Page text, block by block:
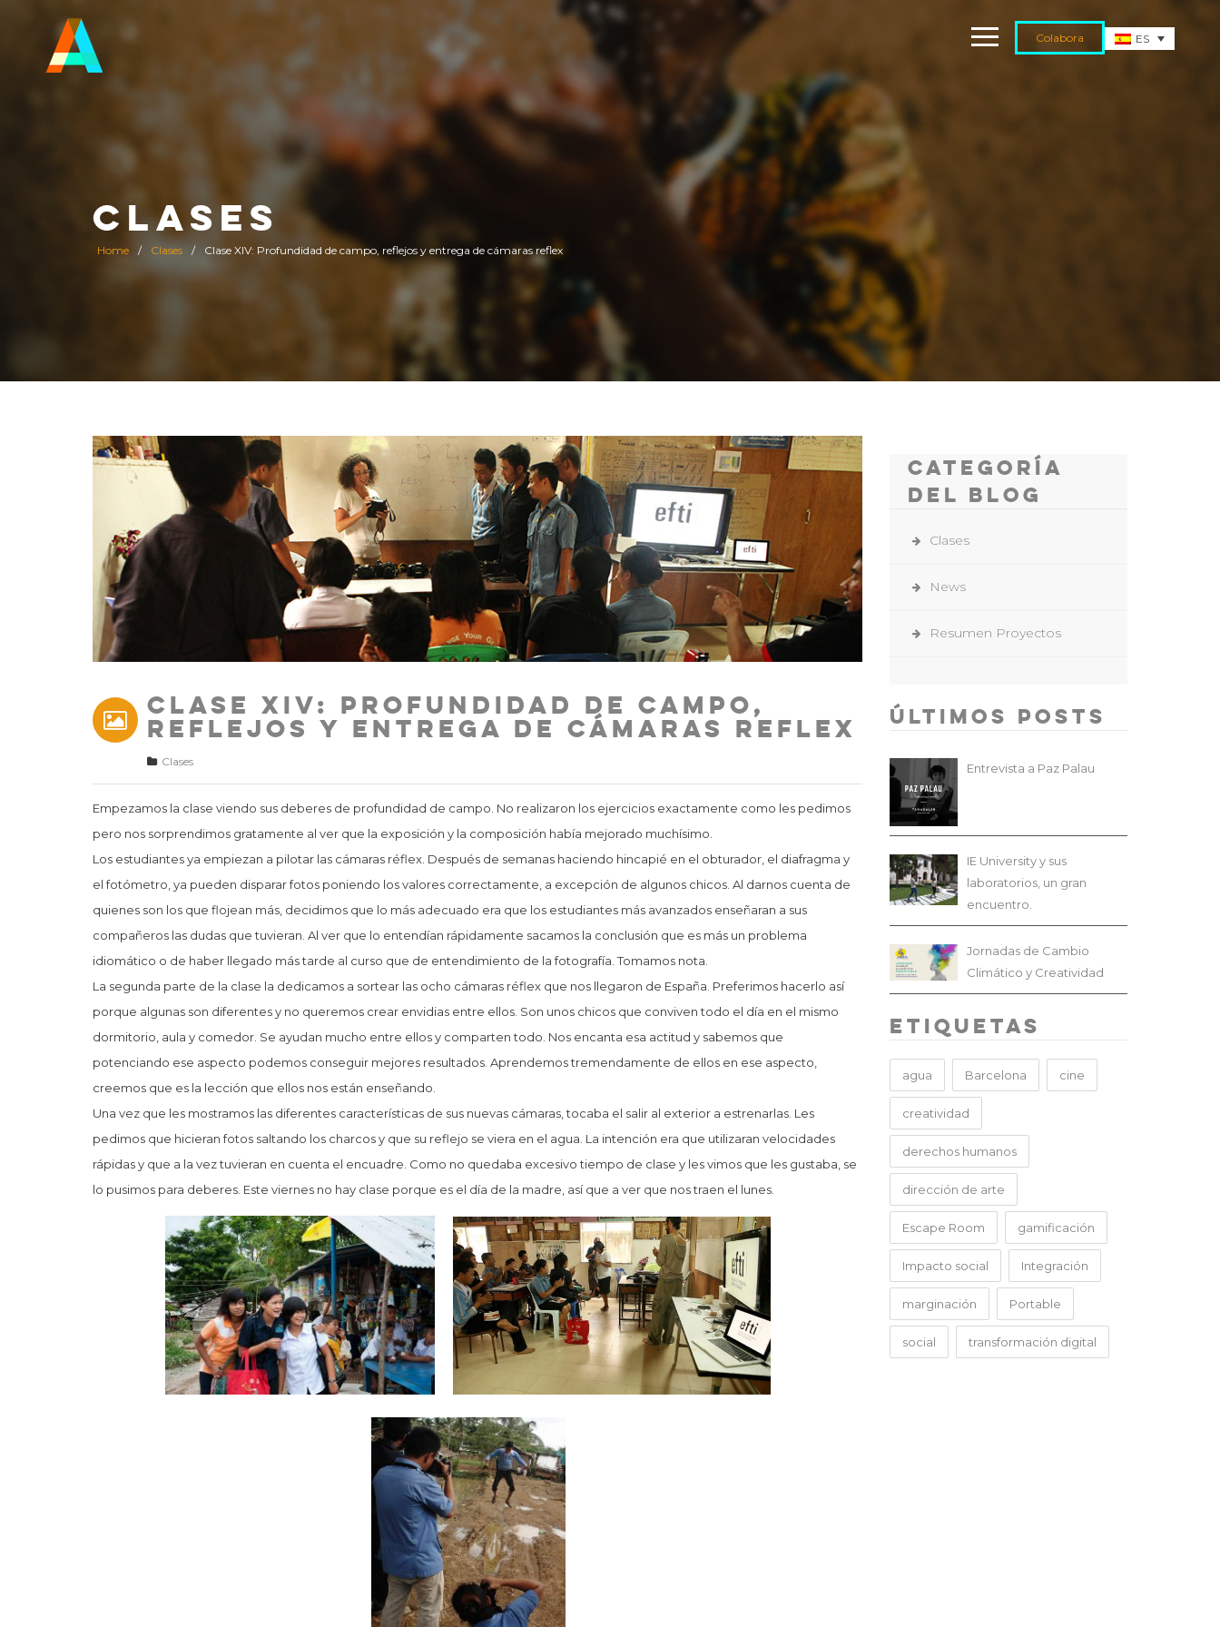
Colabora ES
CLASES
Home / Clases / Clase XIV: Profundidad de campo, reflejos y entrega de cámaras reflex
Clase XIV: Profundidad de campo,
reflejos y entrega de cámaras reflex
Clases
Empezamos la clase viendo sus deberes de profundidad de campo. No realizaron los ejercicios exactamente como les pedimos
pero nos sorprendimos gratamente al ver que la exposición y la composición había mejorado muchísimo.
Los estudiantes ya empiezan a pilotar las cámaras réflex. Después de semanas haciendo hincapié en el obturador, el diafragma y
el fotómetro, ya pueden disparar fotos poniendo los valores correctamente, a excepción de algunos chicos. Al darnos cuenta de
quienes son los que flojean más, decidimos que lo más adecuado era que los estudiantes más avanzados enseñaran a sus
compañeros las dudas que tuvieran. Al ver que lo entendían rápidamente sacamos la conclusión que es más un problema
idiomático o de haber llegado más tarde al curso que de entendimiento de la fotografía. Tomamos nota.
La segunda parte de la clase la dedicamos a sortear las ocho cámaras réflex que nos llegaron de España. Preferimos hacerlo así
porque algunas son diferentes y no queremos crear envidias entre ellos. Son unos chicos que conviven todo el día en el mismo
dormitorio, aula y comedor. Se ayudan mucho entre ellos y comparten todo. Nos encanta esa actitud y sabemos que
potenciando ese aspecto podemos conseguir mejores resultados. Aprendemos tremendamente de ellos en ese aspecto,
creemos que es la lección que ellos nos están enseñando.
Una vez que les mostramos las diferentes características de sus nuevas cámaras, tocaba el salir al exterior a estrenarlas. Les
pedimos que hicieran fotos saltando los charcos y que su reflejo se viera en el agua. La intención era que utilizaran velocidades
rápidas y que a la vez tuvieran en cuenta el encuadre. Como no quedaba excesivo tiempo de clase y les vimos que les gustaba, se
lo pusimos para deberes. Este viernes no hay clase porque es el día de la madre, así que a ver que nos traen el lunes.
Categoría
del Blog
Clases
News
Resumen Proyectos
Últimos Posts
Entrevista a Paz Palau
IE University y sus
laboratorios, un gran
encuentro.
Jornadas de Cambio
Climático y Creatividad
Etiquetas
agua Barcelona cine
creatividad
derechos humanos
dirección de arte
Escape Room gamificación
Impacto social Integración
marginación Portable
social transformación digital